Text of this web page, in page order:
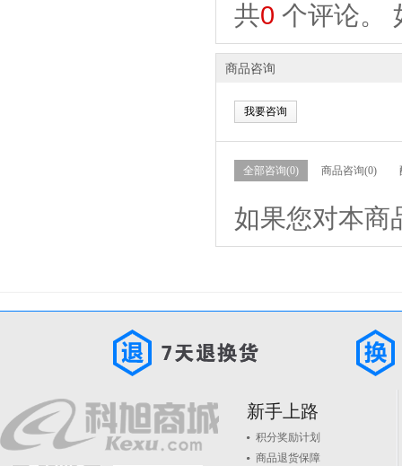
共0 个评论。
商品咨询
我要咨询
全部咨询(0) 商品咨询(0)
如果您对本商
新手上路
积分奖励计划
商品退货保障